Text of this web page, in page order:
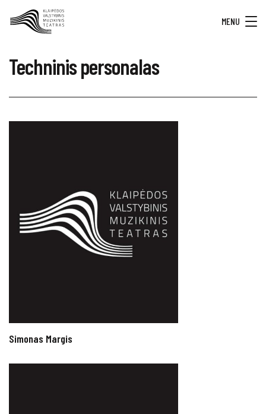
MENU
Techninis personalas
Simonas Margis